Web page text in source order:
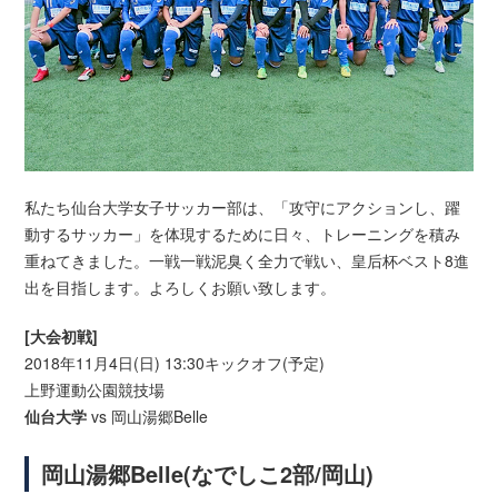
私たち仙台大学女子サッカー部は、「攻守にアクションし、躍
動するサッカー」を体現するために日々、トレーニングを積み
重ねてきました。一戦一戦泥臭く全力で戦い、皇后杯ベスト8進
出を目指します。よろしくお願い致します。
[大会初戦]
2018年11月4日(日) 13:30キックオフ(予定)
上野運動公園競技場
仙台大学 vs 岡山湯郷Belle
岡山湯郷Belle(なでしこ2部/岡山)